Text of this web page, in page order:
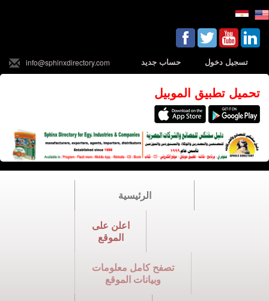
تسجيل دخول حساب جديد info@sphinxdirectory.com
تحميل تطبيق الموبيل
الرئيسية
اعلن على
الموقع
تصفح كامل معلومات
وبيانات الموقع